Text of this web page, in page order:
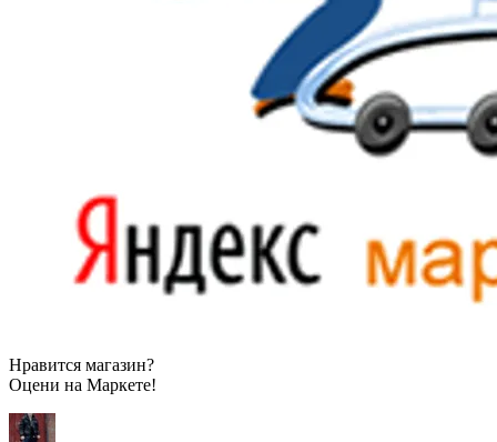
Нравится магазин?
Оцени на Маркете!